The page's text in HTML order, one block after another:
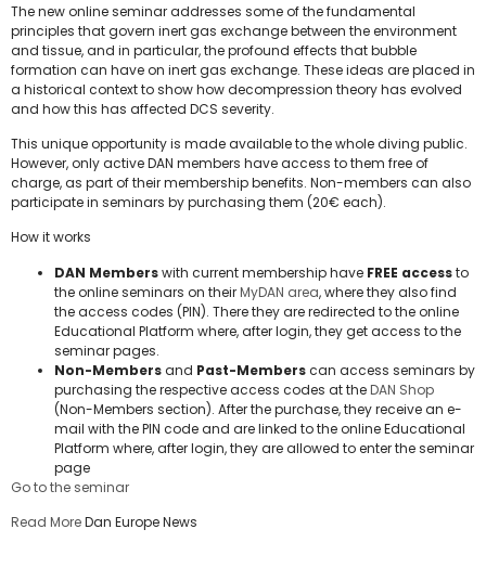
The new online seminar addresses some of the fundamental
principles that govern inert gas exchange between the environment
and tissue, and in particular, the profound effects that bubble
formation can have on inert gas exchange. These ideas are placed in
a historical context to show how decompression theory has evolved
and how this has affected DCS severity.
This unique opportunity is made available to the whole diving public.
However, only active DAN members have access to them free of
charge, as part of their membership benefits. Non-members can also
participate in seminars by purchasing them (20€ each).
How it works
DAN Memberswith current membership have FREE accessto
the online seminars on theirMyDAN area, where they also find
the access codes (PIN). There they are redirected to the online
Educational Platform where, after login, they get access to the
seminar pages.
Non-Membersand Past-Memberscan access seminars by
purchasing the respective access codes at theDAN Shop
(Non-Members section). After the purchase, they receive an e-
mail with the PIN code and are linked to the online Educational
Platform where, after login, they are allowed to enter the seminar
page
Go to the seminar
Read MoreDan Europe News